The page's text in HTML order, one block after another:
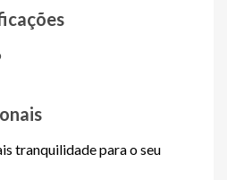
tranquilidade para o seu